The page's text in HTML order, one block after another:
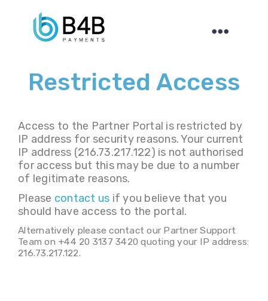
Toggle
Restricted Access
Access to the Partner Portal is restricted by
IP address for security reasons. Your current
IP address (216.73.217.122) is not authorised
for access but this may be due to a number
of legitimate reasons.
Please contact us if you believe that you
should have access to the portal.
Alternatively please contact our Partner Support
Team on +44 20 3137 3420 quoting your IP address:
216.73.217.122.